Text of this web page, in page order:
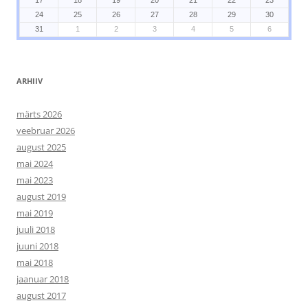
24
25 26 27 28 29
30
31
1 2 3 4 5 6
ARHIIV
märts 2026
veebruar 2026
august 2025
mai 2024
mai 2023
august 2019
mai 2019
juuli 2018
juuni 2018
mai 2018
jaanuar 2018
august 2017